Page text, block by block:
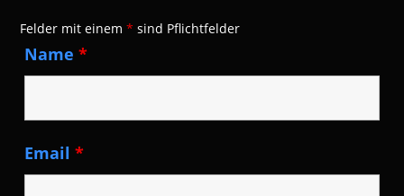
Felder mit einem* sind Pflichtfelder
Name*
Email*